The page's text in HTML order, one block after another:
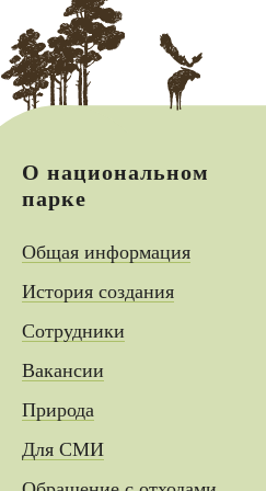
О национальном
парке
Общая информация
История создания
Сотрудники
Вакансии
Природа
Для СМИ